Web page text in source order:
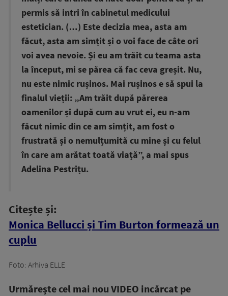
permis să intri în cabinetul medicului
estetician. (…) Este decizia mea, asta am
făcut, asta am simțit și o voi face de câte ori
voi avea nevoie. Și eu am trăit cu teama asta
la început, mi se părea că fac ceva greșit. Nu,
nu este nimic rușinos. Mai rușinos e să spui la
finalul vieții: „Am trăit după părerea
oamenilor și după cum au vrut ei, eu n-am
făcut nimic din ce am simțit, am fost o
frustrată și o nemulțumită cu mine și cu felul
în care am arătat toată viață”, a mai spus
Adelina Pestrițu.
Citește și:
Monica Bellucci și Tim Burton formează un
cuplu
Foto: Arhiva ELLE
Urmăreşte cel mai nou VIDEO incărcat pe